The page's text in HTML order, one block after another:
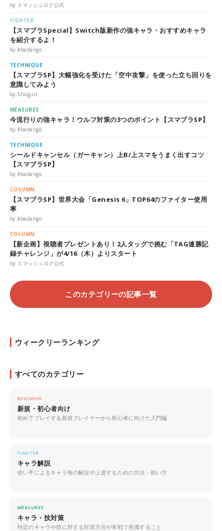
by スマッシュログ公式
FIGHTER
【スマブラSpecial】Switch版新作の強キャラ・おすすめキャラ
を紹介するよ！
by Abadango
TECHNIQUE
【スマブラSP】大幅強化を受けた「空中攻撃」を使った立ち回りを
意識してみよう
by Shogun
MEASURES
今流行りの強キャラ！ウルフ対策の3つのポイント【スマブラSP】
by Abadango
TECHNIQUE
シールドキャンセル（ガーキャン）上B/上スマをうまく出すコツ
【スマブラSP】
by Abadango
COLUMN
【スマブラSP】世界大会「Genesis 6」TOP64のファイター使用
率
by Abadango
COLUMN
【新企画】視聴者プレゼントあり！2人タッグで挑む「TAG連勝記
録チャレンジ」が4/16（木）よりスタート
by スマッシュログ公式
このカテゴリーの記事一覧
ウィークリーランキング
すべてのカテゴリー
BEGINNER
新規・初心者向け
初めてプレイする新規プレイヤーから初心者に向けた入門編
FIGHTER
キャラ解説
使い手によるキャラ毎の解説や上達するための方法・戦い方
MEASURES
キャラ・技対策
特定のキャラや技に対する対策方法や実戦で意識すること